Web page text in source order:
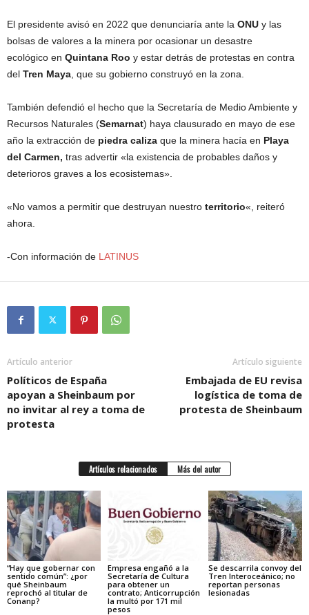
El presidente avisó en 2022 que denunciaría ante la ONU y las
bolsas de valores a la minera por ocasionar un desastre
ecológico en Quintana Roo y estar detrás de protestas en contra
del Tren Maya , que su gobierno construyó en la zona.
También defendió el hecho que la Secretaría de Medio Ambiente y
Recursos Naturales (Semarnat) haya clausurado en mayo de ese
año la extracción de piedra caliza que la minera hacía en Playa
del Carmen, tras advertir «la existencia de probables daños y
deterioros graves a los ecosistemas».
«No vamos a permitir que destruyan nuestro territorio«, reiteró
ahora.
-Con información de LATINUS
Artículo anterior
Políticos de España
apoyan a Sheinbaum por
no invitar al rey a toma de
protesta
Artículo siguiente
Embajada de EU revisa
logística de toma de
protesta de Sheinbaum
Artículos relacionados Más del autor
“Hay que gobernar con
sentido común”: ¿por
qué Sheinbaum
reprochó al titular de
Conanp?
Empresa engañó a la
Secretaría de Cultura
para obtener un
contrato; Anticorrupción
la multó por 171 mil
pesos
Se descarrila convoy del
Tren Interoceánico; no
reportan personas
lesionadas